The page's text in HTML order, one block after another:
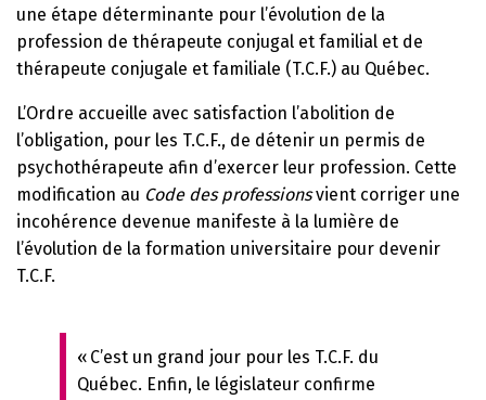
une étape déterminante pour l’évolution de la
profession de thérapeute conjugal et familial et de
thérapeute conjugale et familiale (T.C.F.) au Québec.
L’Ordre accueille avec satisfaction l’abolition de
l’obligation, pour les T.C.F., de détenir un permis de
psychothérapeute afin d’exercer leur profession. Cette
modification au Code des professionsvient corriger une
incohérence devenue manifeste à la lumière de
l’évolution de la formation universitaire pour devenir
T.C.F.
« C’est un grand jour pour les T.C.F. du
Québec. Enfin, le législateur confirme